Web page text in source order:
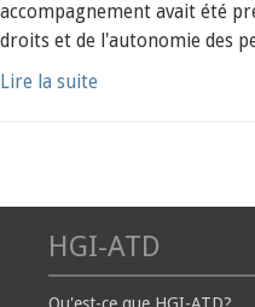
accompagnement avait été
droits et de l'autonomie des
Lire la suite
HGI-ATD